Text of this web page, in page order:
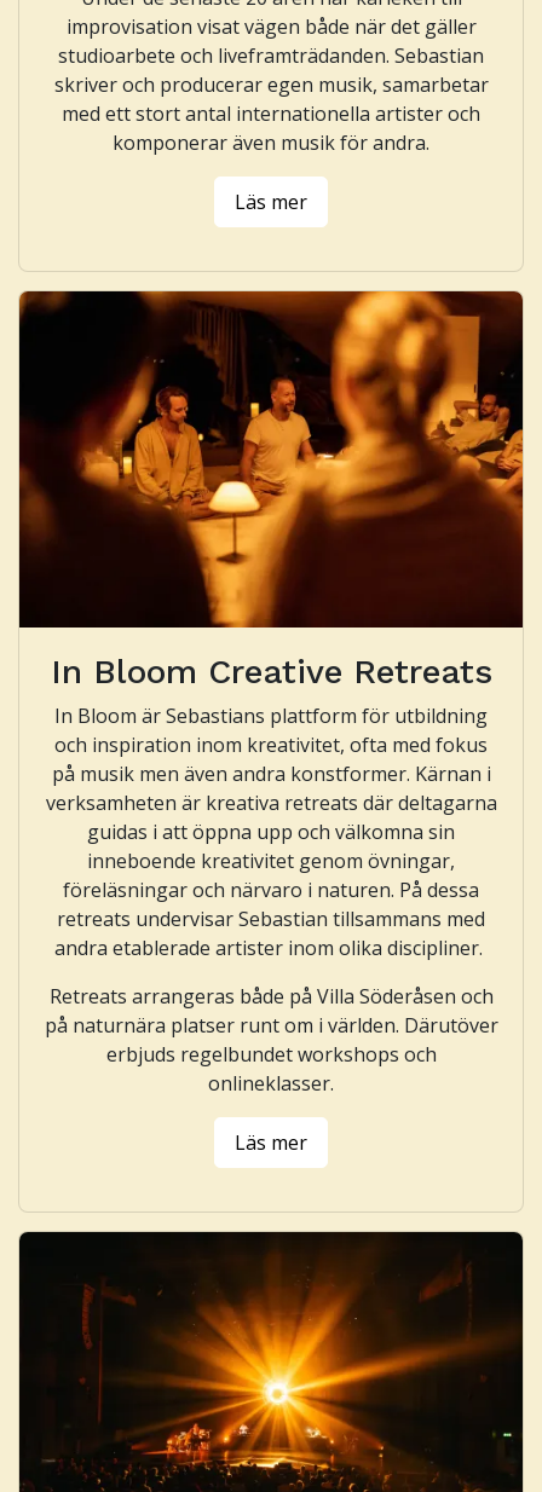
improvisation visat vägen både när det gäller
studioarbete och liveframträdanden. Sebastian
skriver och producerar egen musik, samarbetar
med ett stort antal internationella artister och
komponerar även musik för andra.
Läs mer
In Bloom Creative Retreats
In Bloom är Sebastians plattform för utbildning
och inspiration inom kreativitet, ofta med fokus
på musik men även andra konstformer. Kärnan i
verksamheten är kreativa retreats där deltagarna
guidas i att öppna upp och välkomna sin
inneboende kreativitet genom övningar,
föreläsningar och närvaro i naturen. På dessa
retreats undervisar Sebastian tillsammans med
andra etablerade artister inom olika discipliner.
Retreats arrangeras både på Villa Söderåsen och
på naturnära platser runt om i världen. Därutöver
erbjuds regelbundet workshops och
onlineklasser.
Läs mer